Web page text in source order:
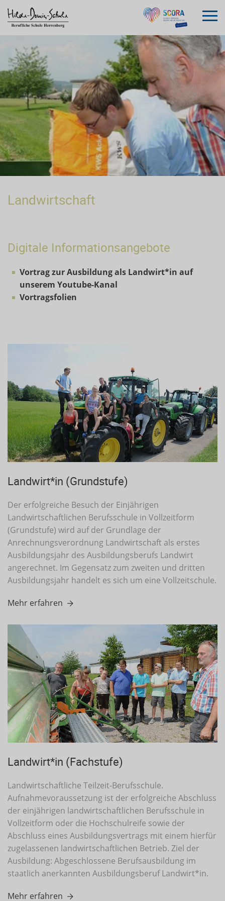
Landwirtschaft
Digitale Informationsangebote
Vortrag zur Ausbildung als Landwirt*in auf
unserem Youtube-Kanal
Vortragsfolien
Landwirt*in (Grundstufe)
Der erfolgreiche Besuch der Einjährigen
Landwirtschaftlichen Berufsschule in Vollzeitform
(Grundstufe) wird auf der Grundlage der
Anrechnungsverordnung Landwirtschaft als erstes
Ausbildungsjahr des Ausbildungsberufs Landwirt
angerechnet. Im Gegensatz zum zweiten und dritten
Ausbildungsjahr handelt es sich um eine Vollzeitschule.
Mehr erfahren
Landwirt*in (Fachstufe)
Landwirtschaftliche Teilzeit-Berufsschule.
Aufnahmevoraussetzung ist der erfolgreiche Abschluss
der einjährigen landwirtschaftlichen Berufsschule in
Vollzeitform oder die Hochschulreife sowie der
Abschluss eines Ausbildungsvertrags mit einem hierfür
zugelassenen landwirtschaftlichen Betrieb. Ziel der
Ausbildung: Abgeschlossene Berufsausbildung im
staatlich anerkannten Ausbildungsberuf Landwirt*in.
Mehr erfahren